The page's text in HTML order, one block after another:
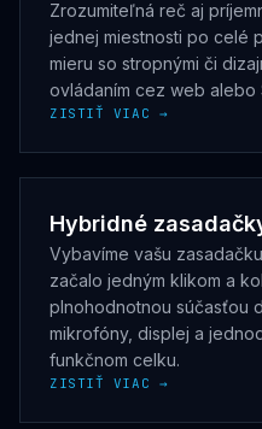
Zrozumiteľná reč aj
jednej miestnosti po celé
mieru so stropnými či
ovládaním cez web alebo
ZISTIŤ VIAC →
Hybridné
Vybavíme vašu
začalo jedným klikom a
plnohodnotnou súčasťou
mikrofóny, displej a
funkčnom celku.
ZISTIŤ VIAC →